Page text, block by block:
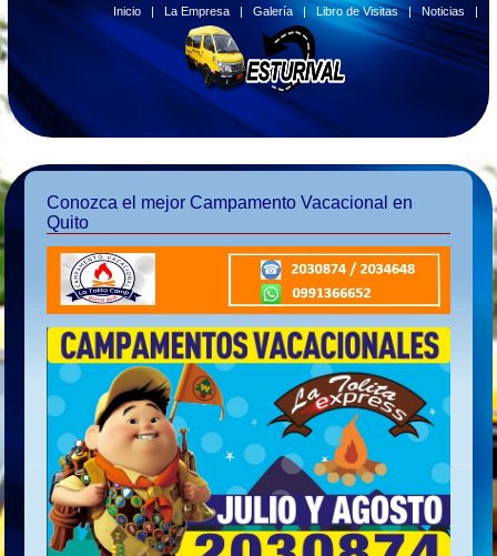
Inicio |La Empresa |Galería |Libro de Visitas|Noticias |
Conozca el mejor Campamento Vacacional en
Quito